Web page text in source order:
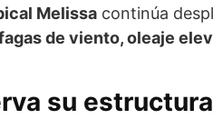
Melissa continúa
de viento, oleaje
su